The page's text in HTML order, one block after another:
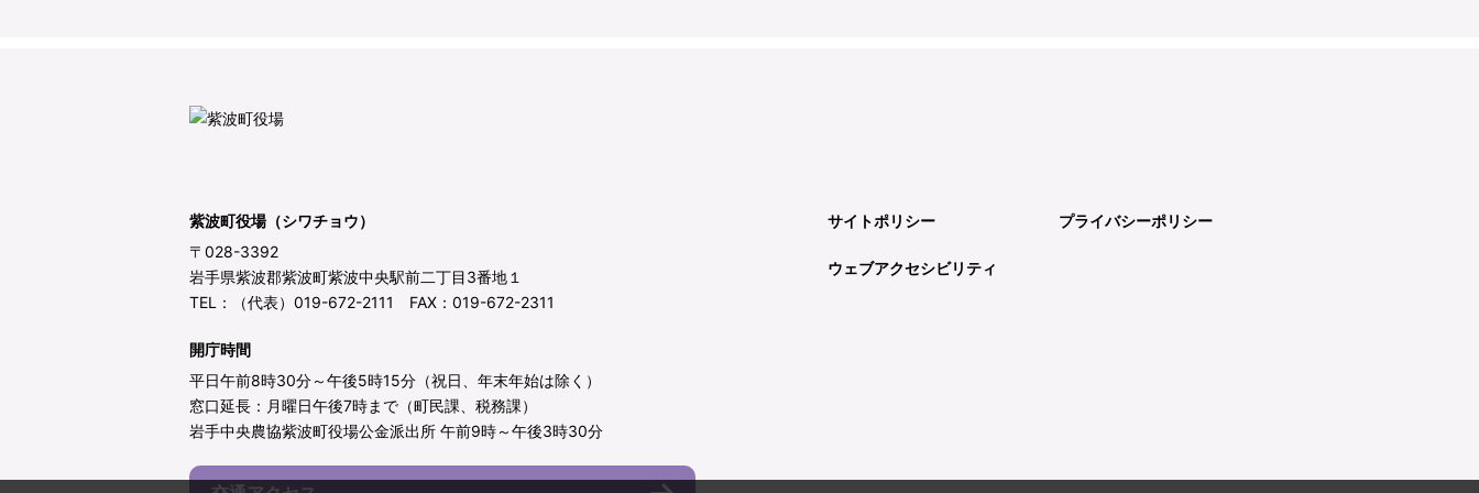
紫波町役場（シワチョウ）
〒028-3392
岩手県紫波郡紫波町紫波中央駅前二丁目3番地１
TEL：（代表）019-672-2111 FAX：019-672-2311
開庁時間
平日午前8時30分～午後5時15分（祝日、年末年始は除く）
窓口延長：月曜日午後7時まで（町民課、税務課）
岩手中央農協紫波町役場公金派出所 午前9時～午後3時30分
サイトポリシー プライバシーポリシー
ウェブアクセシビリティ